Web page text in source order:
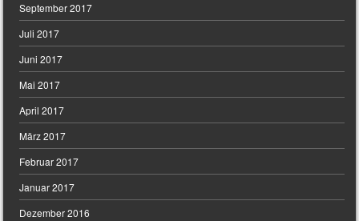
September 2017
Juli 2017
Juni 2017
Mai 2017
April 2017
März 2017
Februar 2017
Januar 2017
Dezember 2016